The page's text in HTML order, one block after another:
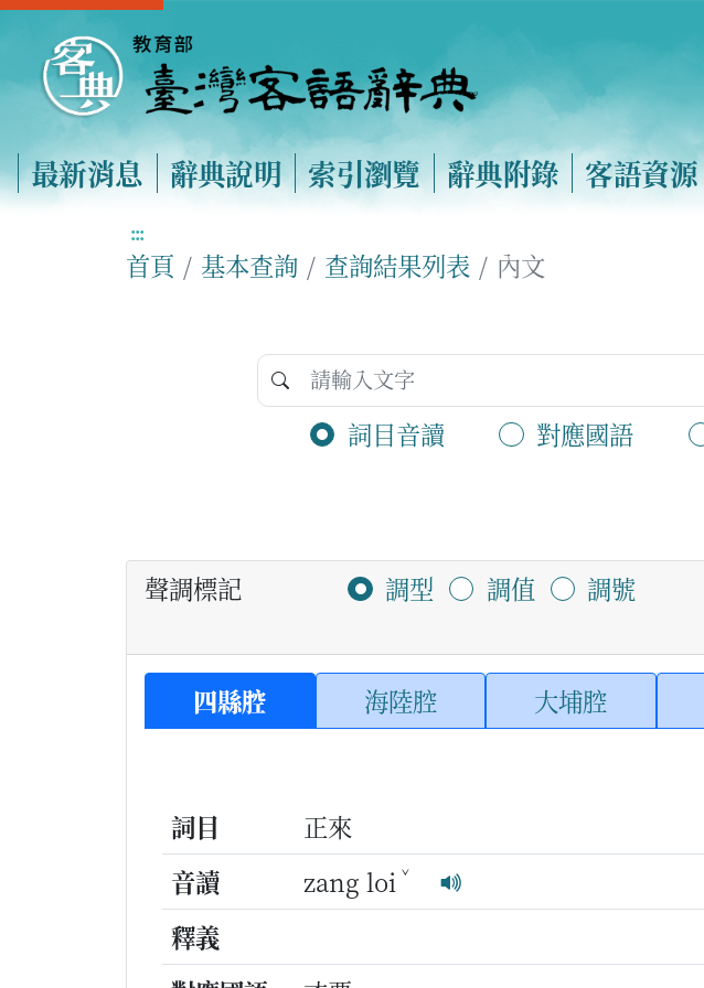
最新消息 辭典說明 索引瀏覽 辭典附錄 客語資源
:::
首頁 基本查詢 查詢結果列表 內文
詞目音讀 對應國語
聲調標記 調型 調值 調號
四縣腔 海陸腔 大埔腔
詞目
正來
音讀
zang loi ˇ
釋義